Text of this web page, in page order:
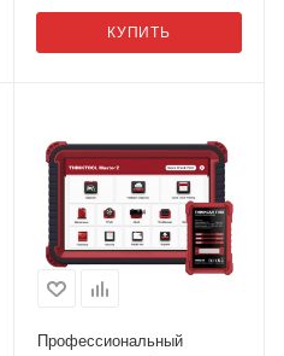
КУПИТЬ
Профессиональный